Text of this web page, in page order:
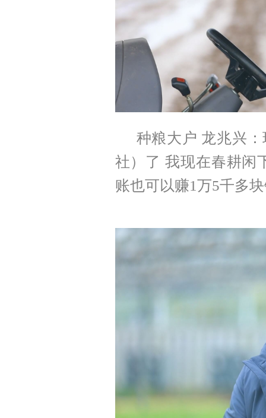
种粮大户 龙兆兴
社）了 我现在春耕闲
账也可以赚1万5千多